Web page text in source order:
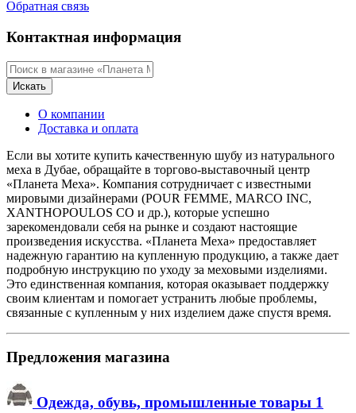
Обратная связь
Контактная информация
Искать
О компании
Доставка и оплата
Если вы хотите купить качественную шубу из натурального
меха в Дубае, обращайте в торгово-выставочный центр
«Планета Меха». Компания сотрудничает с известными
мировыми дизайнерами (POUR FEMME, MARCO INC,
XANTHOPOULOS CO и др.), которые успешно
зарекомендовали себя на рынке и создают настоящие
произведения искусства. «Планета Меха» предоставляет
надежную гарантию на купленную продукцию, а также дает
подробную инструкцию по уходу за меховыми изделиями.
Это единственная компания, которая оказывает поддержку
своим клиентам и помогает устранить любые проблемы,
связанные с купленным у них изделием даже спустя время.
Предложения магазина
Одежда, обувь, промышленные товары 1